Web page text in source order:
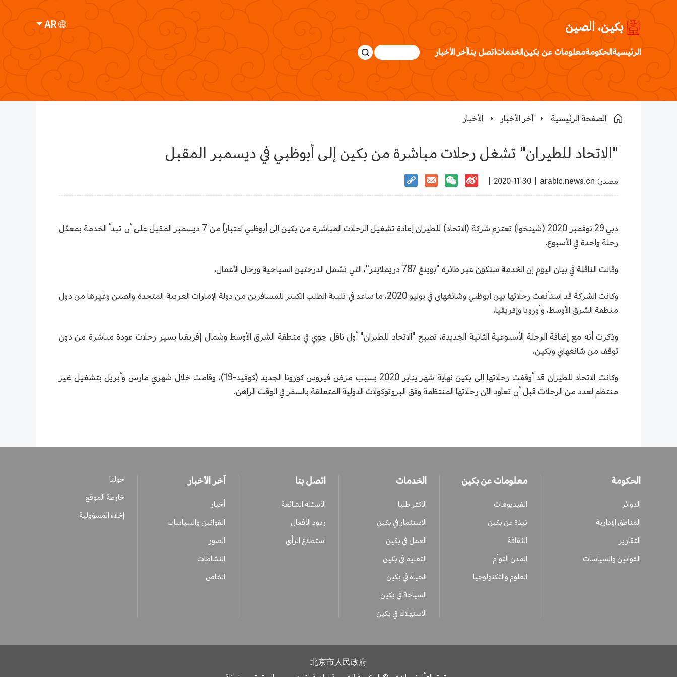
بكين، الصين AR
الرئيسيةالحكومةمعلومات عن بكينالخدماتاتصل بناآخر الأخبار
الصفحة الرئيسية آخر الأخبار الأخبار
"الاتحاد للطيران" تشغل رحلات مباشرة من بكين إلى أبوظبي في ديسمبر المقبل
arabic.news.cn :مصدر 2020-11-30 |
دبي 29 نوفمبر 2020 (شينخوا) تعتزم شركة (الاتحاد) للطيران إعادة تشغيل الرحلات المباشرة من بكين إلى أبوظبي اعتباراً من 7 ديسمبر المقبل على أن تبدأ الخدمة بمعدّل
رحلة واحدة في الأسبوع.
وقالت الناقلة في بيان اليوم إن الخدمة ستكون عبر طائرة "بوينغ 787 دريملاينر"، التي تشمل الدرجتين السياحية ورجال الأعمال.
وكانت الشركة قد استأنفت رحلاتها بين أبوظبي وشانغهاي في يوليو 2020، ما ساعد في تلبية الطلب الكبير للمسافرين من دولة الإمارات العربية المتحدة والصين وغيرها من دول
منطقة الشرق الأوسط، وأوروبا وإفريقيا.
وذكرت أنه مع إضافة الرحلة الأسبوعية الثانية الجديدة، تصبح "الاتحاد للطيران" أول ناقل جوي في منطقة الشرق الأوسط وشمال إفريقيا يسير رحلات عودة مباشرة من دون
توقف من شانغهاي وبكين.
وكانت الاتحاد للطيران قد أوقفت رحلاتها إلى بكين نهاية شهر يناير 2020 بسبب مرض فيروس كورونا الجديد (كوفيد-19)، وقامت خلال شهري مارس وأبريل بتشغيل غير
منتظم لعدد من الرحلات قبل أن تعاود الآن رحلاتها المنتظمة وفق البروتوكولات الدولية المتعلقة بالسفر في الوقت الراهن.
الحكومة
الدوائر
المناطق الإدارية
التقارير
القوانين والسياسات
معلومات عن بكين
الفيديوهات
نبذة عن بكين
الثقافة
المدن التوأم
العلوم والتكنولوجيا
الخدمات
الأكثر طلبا
الاستثمار في بكين
العمل في بكين
التعليم في بكين
الحياة في بكين
السياحة في بكين
الاستهلاك في بكين
اتصل بنا
الأسئلة الشائعة
ردود الأفعال
استطلاع الرأي
آخر الأخبار
أخبار
القوانين والسياسات
الصور
النشاطات
الخاص
حولنا
خارطة الموقع
إخلاء المسؤولية
北京市人民政府